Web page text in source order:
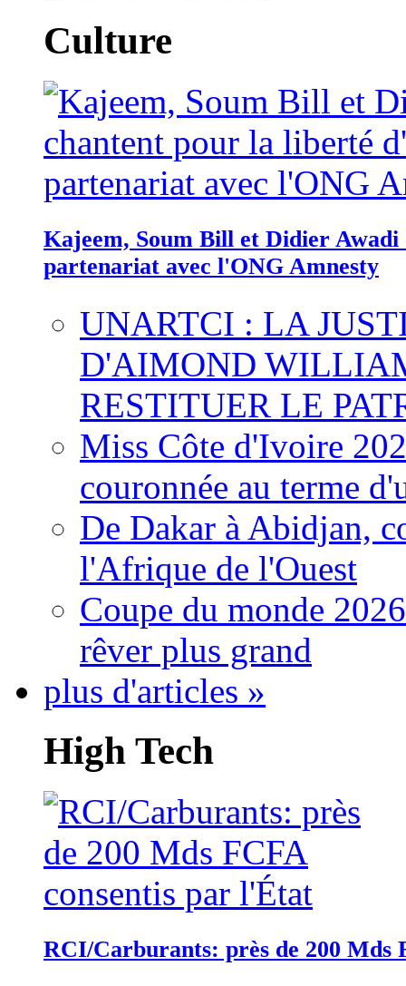
Culture
Kajeem, Soum Bill et Didier
partenariat avec l'ONG Amnesty
UNARTCI : LA
D'AIMOND
RESTITUER LE
Miss Côte d'Ivoire
couronnée au terme
De Dakar à Abidjan,
l'Afrique de l'Ouest
Coupe du monde
rêver plus grand
plus d'articles »
High Tech
RCI/Carburants: près de 200 Mds